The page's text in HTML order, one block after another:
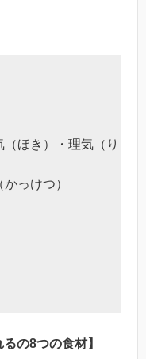
ほき）・理気（り
っけつ）
の8つの食材】